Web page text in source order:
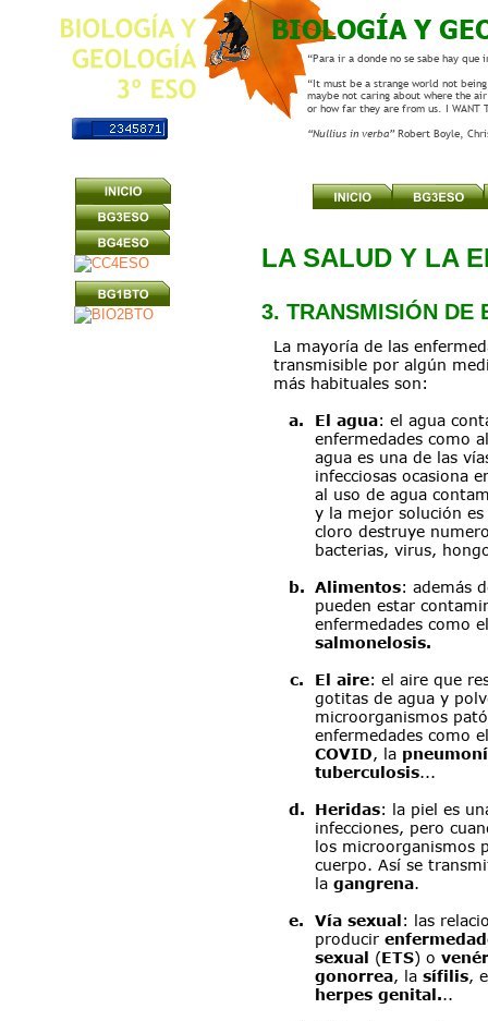
BIOLOGÍA Y
LA SALUD Y LA
3. TRANSMISIÓN DE
La mayoría de las
transmisible por algún
más habituales son:
a. El agua: el agua
enfermedades como
agua es una de las
infecciosas ocasiona
al uso de agua
y la mejor solución
cloro destruye
bacterias, virus,
b. Alimentos: además
pueden estar
enfermedades como
salmonelosis.
c. El aire: el aire que
gotitas de agua y
microorganismos
enfermedades como
COVID, la
tuberculosis...
d. Heridas: la piel es
infecciones, pero
los microorganismos
cuerpo. Así se
la gangrena.
e. Vía sexual: las
producir
sexual (ETS) o
gonorrea, la sífilis,
herpes genital...
“Para ir a donde no se sabe hay que
“It must be a strange world not
maybe not caring about where the
or how far they are from us. I WANT
“Nullius in verba” Robert Boyle,